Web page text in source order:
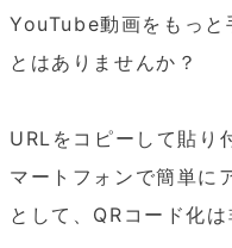
YouTube動画をもっと
とはありませんか？
URLをコピーして貼り
マートフォンで簡単に
として、QRコード化は